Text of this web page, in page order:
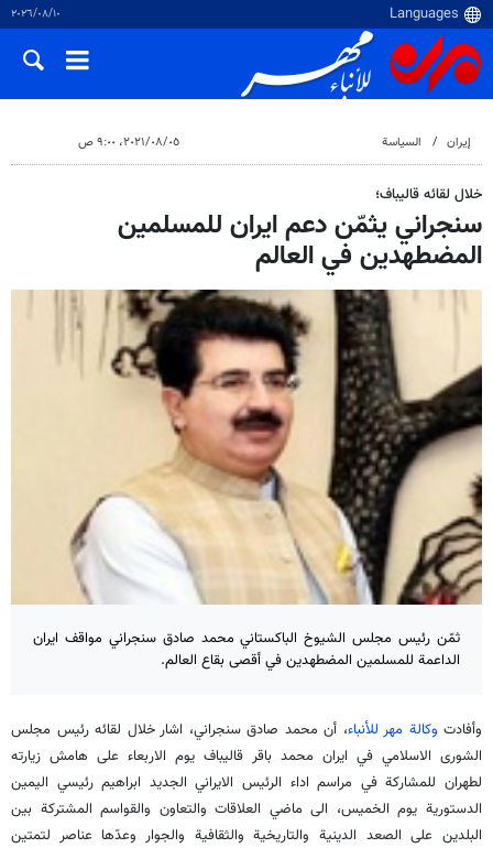
١٠‏/٠٨‏/٢٠٢٦
إيران السياسة ٠٥‏/٠٨‏/٢٠٢١، ٩:٠٠ ص
خلال لقائه قاليباف؛
سنجراني يثمّن دعم ايران للمسلمين
المضطهدين في العالم
ثمّن رئيس مجلس الشيوخ الباكستاني محمد صادق سنجراني مواقف ايران
الداعمة للمسلمين المضطهدين في أقصى بقاع العالم.
وأفادت وكالة مهر للأنباء، أن محمد صادق سنجراني، اشار خلال لقائه رئيس مجلس
الشورى الاسلامي في ايران محمد باقر قاليباف يوم الاربعاء على هامش زيارته
لطهران للمشاركة في مراسم اداء الرئيس الايراني الجديد ابراهيم رئيسي اليمين
الدستورية يوم الخميس، الى ماضي العلاقات والتعاون والقواسم المشتركة بين
البلدين على الصعد الدينية والتاريخية والثقافية والجوار وعدّها عناصر لتمتين